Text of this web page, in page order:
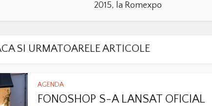
2015, la Romexpo
SI URMATOARELE ARTICOLE
AGENDA
FONOSHOP S-A LANSAT OFICIAL